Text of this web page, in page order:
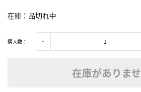
在庫 品切れ中
購入数：
在庫がありま